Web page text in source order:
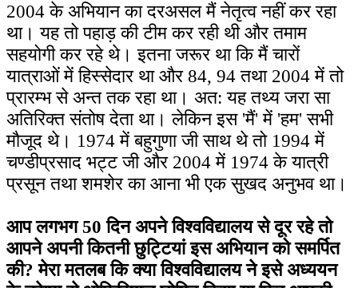
2004 के अभियान का दरअसल मैं नेतृत्व नहीं कर रहा
था। यह तो पहाड़ की टीम कर रही थी और तमाम
सहयोगी कर रहे थे। इतना जरूर था कि मैं चारों
यात्राओं में हिस्सेदार था और 84, 94 तथा 2004 में तो
प्रारम्भ से अन्त तक रहा था। अत: यह तथ्य जरा सा
अतिरिक्त संतोष देता था। लेकिन इस 'मैं' में 'हम' सभी
मौजूद थे। 1974 में बहुगुणा जी साथ थे तो 1994 में
चण्डीप्रसाद भट्ट जी और 2004 में 1974 के यात्री
प्रसून तथा शमशेर का आना भी एक सुखद अनुभव था।
आप लगभग 50 दिन अपने विश्वविद्यालय से दूर रहे तो
आपने अपनी कितनी छुट्टियां इस अभियान को समर्पित
की? मेरा मतलब कि क्या विश्वविद्यालय ने इसे अध्ययन